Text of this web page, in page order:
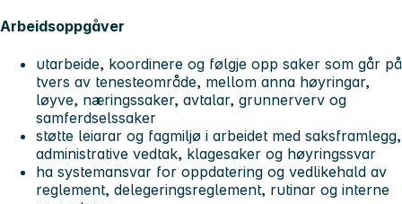
Arbeidsoppgåver
utarbeide, koordinere og følgje opp saker som går på
tvers av tenesteområde, mellom anna høyringar,
løyve, næringssaker, avtalar, grunnerverv og
samferdselssaker
støtte leiarar og fagmiljø i arbeidet med saksframlegg,
administrative vedtak, klagesaker og høyringssvar
ha systemansvar for oppdatering og vedlikehald av
reglement, delegeringsreglement, rutinar og interne